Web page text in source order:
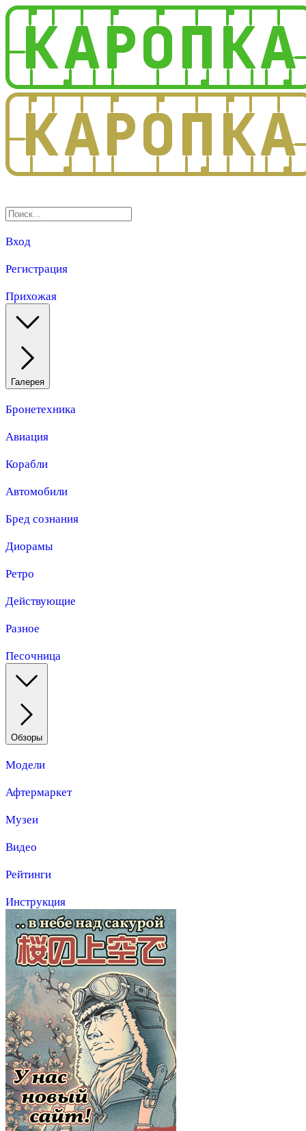
Вход
Регистрация
Прихожая
Галерея
Бронетехника
Авиация
Корабли
Автомобили
Бред сознания
Диорамы
Ретро
Действующие
Разное
Песочница
Обзоры
Модели
Афтермаркет
Музеи
Видео
Рейтинги
Инструкция